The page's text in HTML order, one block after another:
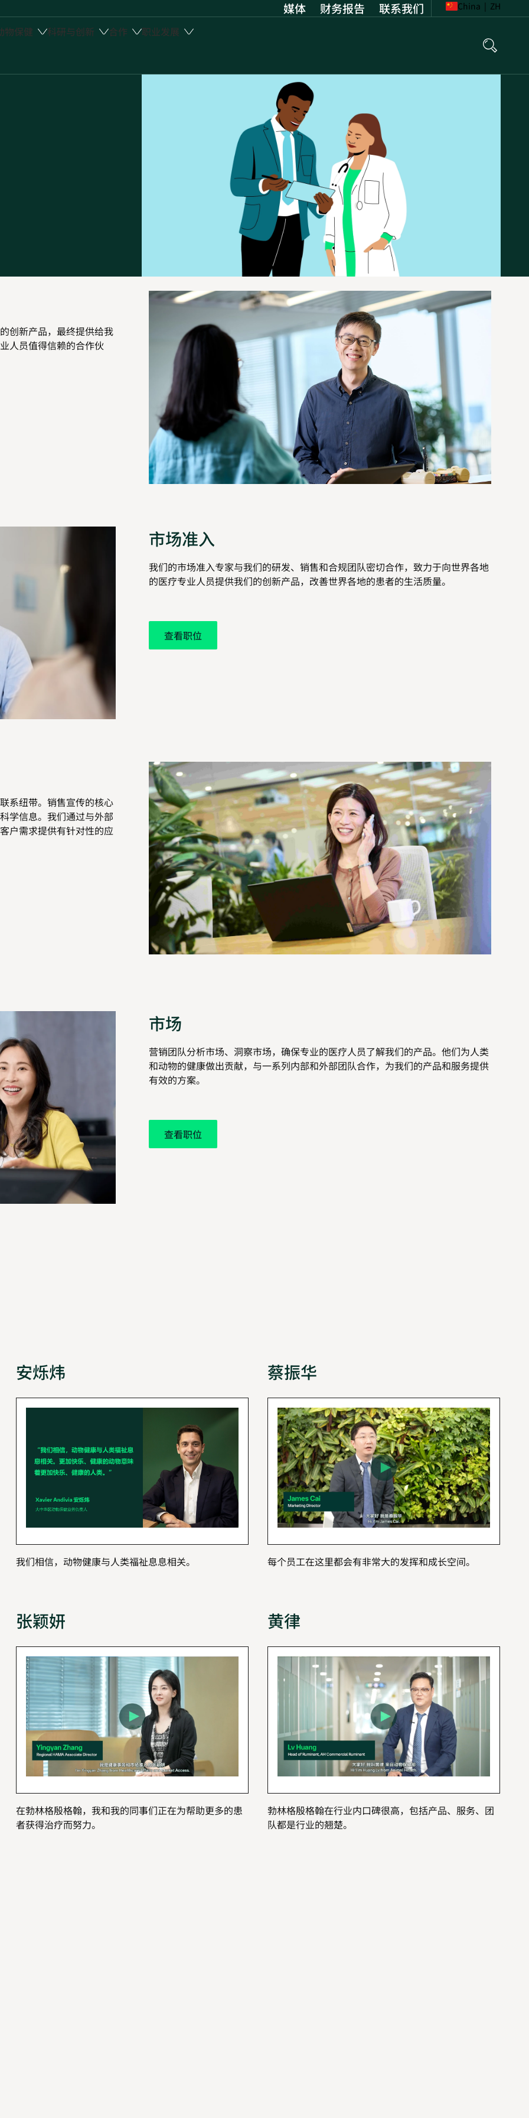
媒体 财务报告 Opens
联系我们 China | ZH
物保健 科研与创新 合作 职业发展
创新产品，最终提供给我
人员值得信赖的合作伙
市场准入
我们的市场准入专家与我们的研发、销售和合规团队密切合作，致力于向世界各地
的医疗专业人员提供我们的创新产品，改善世界各地的患者的生活质量。
查看职位
系纽带。销售宣传的核心
学信息。我们通过与外部
户需求提供有针对性的应
市场
营销团队分析市场、洞察市场，确保专业的医疗人员了解我们的产品。他们为人类
和动物的健康做出贡献，与一系列内部和外部团队合作，为我们的产品和服务提供
有效的方案。
查看职位
安烁炜
我们相信，动物健康与人类福祉息息相关。
蔡振华
每个员工在这里都会有非常大的发挥和成长空间。
张颖妍
在勃林格殷格翰，我和我的同事们正在为帮助更多的患
者获得治疗而努力。
黄律
勃林格殷格翰在行业内口碑很高，包括产品、服务、团
队都是行业的翘楚。